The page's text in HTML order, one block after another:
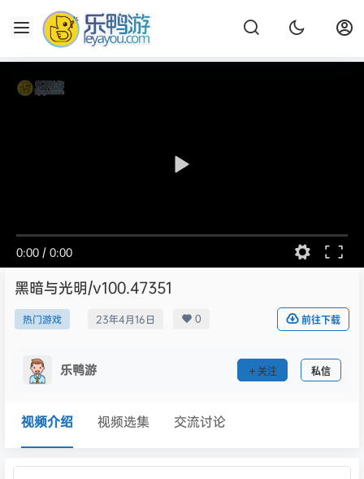
0:00 / 0:00
黑暗与光明/v100.47351
热门游戏 23年4月16日 0 前往下载
乐鸭游 关注 私信
视频介绍 视频选集 交流讨论